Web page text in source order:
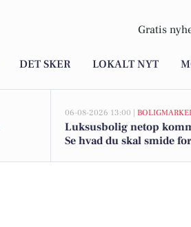
Gratis
DET SKER LOKALT NYT
06-08-2026 13:00 |
Luksusbolig netop
Se hvad du skal smide